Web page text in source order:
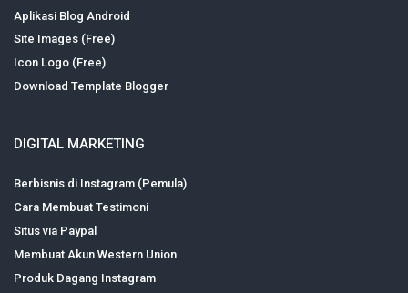
Aplikasi Blog Android
Site Images (Free)
Icon Logo (Free)
Download Template Blogger
DIGITAL MARKETING
Berbisnis di Instagram (Pemula)
Cara Membuat Testimoni
Situs via Paypal
Membuat Akun Western Union
Produk Dagang Instagram